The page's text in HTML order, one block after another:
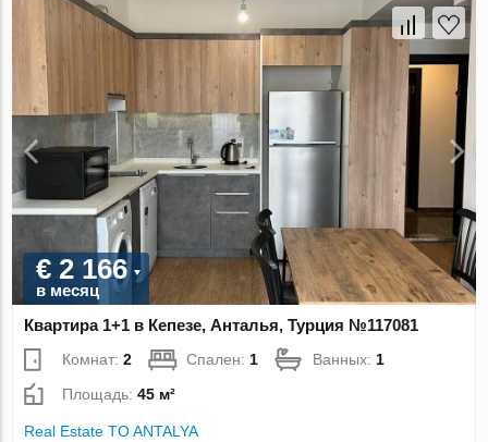
€ 2 166
в месяц
Квартира 1+1 в Кепезе, Анталья, Турция №117081
Комнат:2 Спален: 1 Ванных: 1
Площадь:45 м²
Real Estate TO ANTALYA